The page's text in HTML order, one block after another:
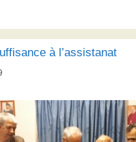
à l’assistanat